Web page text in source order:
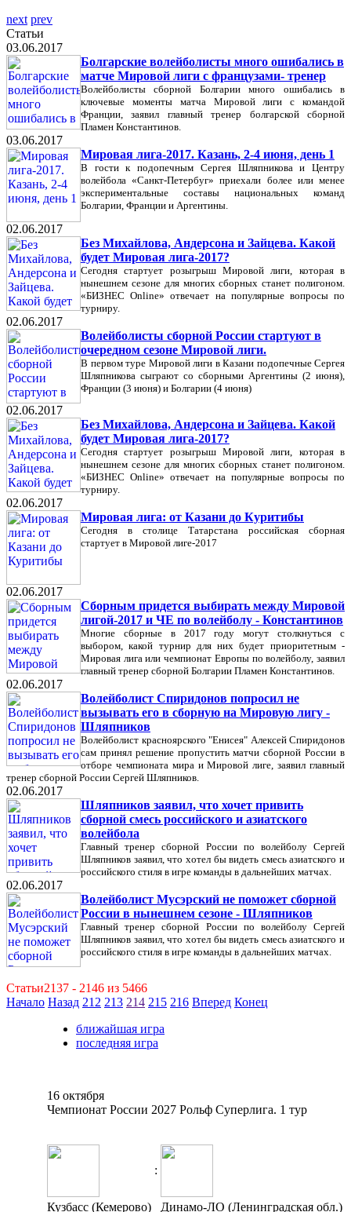
next prev
Статьи
03.06.2017
Болгарские волейболисты много ошибались в
матче Мировой лиги с французами- тренер
Волейболисты сборной Болгарии много ошибались в
ключевые моменты матча Мировой лиги с командой
Франции, заявил главный тренер болгарской сборной
Пламен Константинов.
03.06.2017
Мировая лига-2017. Казань, 2-4 июня, день 1
В гости к подопечным Сергея Шляпникова и Центру
волейбола «Санкт-Петербуг» приехали более или менее
экспериментальные составы национальных команд
Болгарии, Франции и Аргентины.
02.06.2017
Без Михайлова, Андерсона и Зайцева. Какой
будет Мировая лига-2017?
Сегодня стартует розыгрыш Мировой лиги, которая в
нынешнем сезоне для многих сборных станет полигоном.
«БИЗНЕС Online» отвечает на популярные вопросы по
турниру.
02.06.2017
Волейболисты сборной России стартуют в
очередном сезоне Мировой лиги.
В первом туре Мировой лиги в Казани подопечные Сергея
Шляпникова сыграют со сборными Аргентины (2 июня),
Франции (3 июня) и Болгарии (4 июня)
02.06.2017
Без Михайлова, Андерсона и Зайцева. Какой
будет Мировая лига-2017?
Сегодня стартует розыгрыш Мировой лиги, которая в
нынешнем сезоне для многих сборных станет полигоном.
«БИЗНЕС Online» отвечает на популярные вопросы по
турниру.
02.06.2017
Мировая лига: от Казани до Куритибы
Сегодня в столице Татарстана российская сборная
стартует в Мировой лиге-2017
02.06.2017
Сборным придется выбирать между Мировой
лигой-2017 и ЧЕ по волейболу - Константинов
Многие сборные в 2017 году могут столкнуться с
выбором, какой турнир для них будет приоритетным -
Мировая лига или чемпионат Европы по волейболу, заявил
главный тренер сборной Болгарии Пламен Константинов.
02.06.2017
Волейболист Спиридонов попросил не
вызывать его в сборную на Мировую лигу -
Шляпников
Волейболист красноярского "Енисея" Алексей Спиридонов
сам принял решение пропустить матчи сборной России в
отборе чемпионата мира и Мировой лиге, заявил главный
тренер сборной России Сергей Шляпников.
02.06.2017
Шляпников заявил, что хочет привить
сборной смесь российского и азиатского
волейбола
Главный тренер сборной России по волейболу Сергей
Шляпников заявил, что хотел бы видеть смесь азиатского и
российского стиля в игре команды в дальнейших матчах.
02.06.2017
Волейболист Мусэрский не поможет сборной
России в нынешнем сезоне - Шляпников
Главный тренер сборной России по волейболу Сергей
Шляпников заявил, что хотел бы видеть смесь азиатского и
российского стиля в игре команды в дальнейших матчах.
Статьи2137 - 2146 из 5466
Начало Назад 212 213 214 215 216 Вперед Конец
ближайшая игра
последняя игра
16 октября
Чемпионат России 2027 Рольф Суперлига. 1 тур
:
Кузбасс (Кемерово) Динамо-ЛО (Ленинградская обл.)